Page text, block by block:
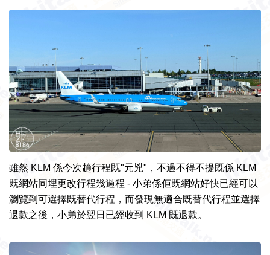
雖然 KLM 係今次趟行程既"元兇"，不過不得不提既係 KLM
既網站同埋更改行程幾過程 - 小弟係佢既網站好快已經可以
瀏覽到可選擇既替代行程，而發現無適合既替代行程並選擇
退款之後，小弟於翌日已經收到 KLM 既退款。